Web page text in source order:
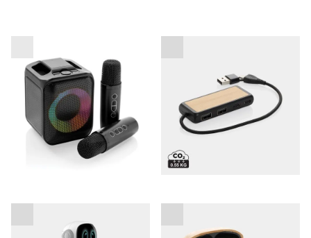
zvočnikom
Bamboo - FSC in RCS